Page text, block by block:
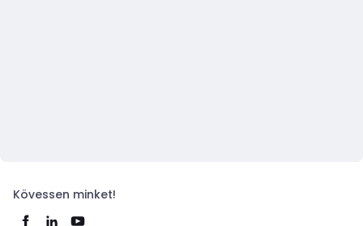
Kövessen minket!